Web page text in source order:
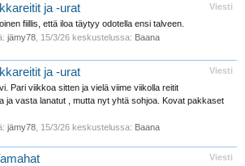
Viesti
ja -urat
fiillis, että iloa täytyy odotella ensi talveen.
jämy78 15/3/26 keskustelussa: Baana
Viesti
ja -urat
Pari viikkoa sitten ja vielä viime viikolla reitit
ja vasta lanatut , mutta nyt yhtä sohjoa. Kovat pakkaset
jämy78 15/3/26 keskustelussa: Baana
Viesti